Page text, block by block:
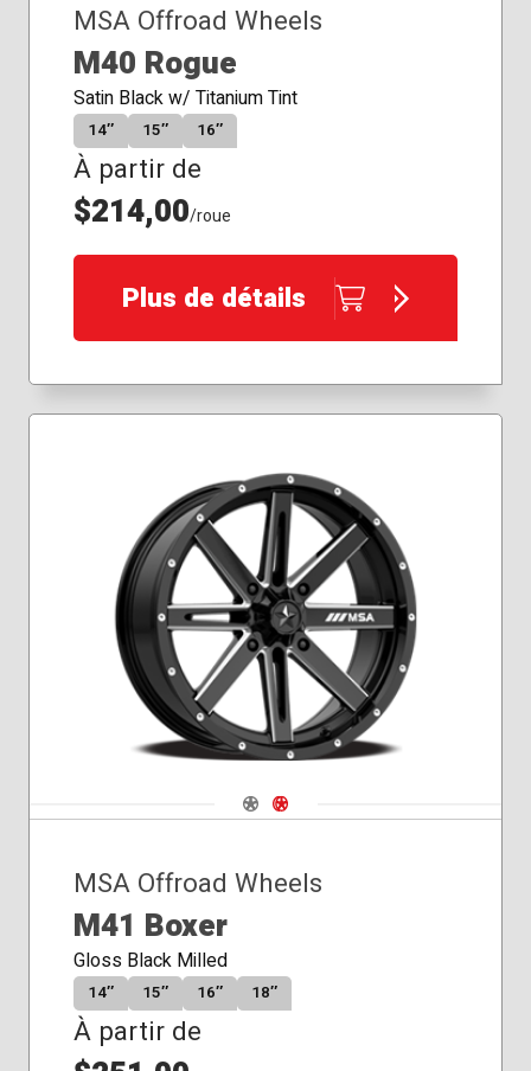
MSA Offroad Wheels
M40 Rogue
Satin Black w/ Titanium Tint
14″ 15″ 16″
À partir de
$214,00/roue
Plus de détails
Navigate 1
Navigate 2
MSA Offroad Wheels
M41 Boxer
Gloss Black Milled
14″ 15″ 16″ 18″
À partir de